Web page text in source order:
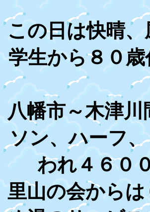
この日は快晴
学生から８０
八幡市～木津
ソン、ハーフ
われ４６０
里山の会から